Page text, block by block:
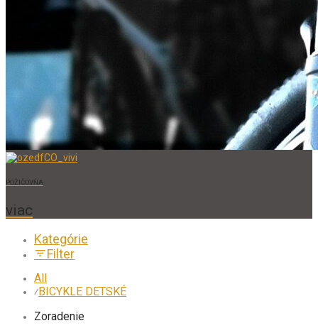
POŽIČOVŇA
viac
Kategórie
Filter
All
⁄BICYKLE DETSKÉ
Zoradenie